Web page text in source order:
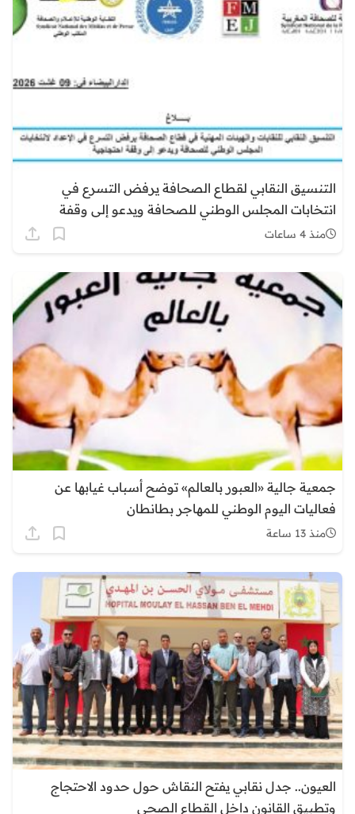
التنسيق النقابي لقطاع الصحافة يرفض التسرع في
انتخابات المجلس الوطني للصحافة ويدعو إلى وقفة
احتجاجية
منذ 4 ساعات
جمعية جالية «العبور بالعالم» توضح أسباب غيابها عن
فعاليات اليوم الوطني للمهاجر بطانطان
منذ 13 ساعة
العيون.. جدل نقابي يفتح النقاش حول حدود الاحتجاج
وتطبيق القانون داخل القطاع الصحي